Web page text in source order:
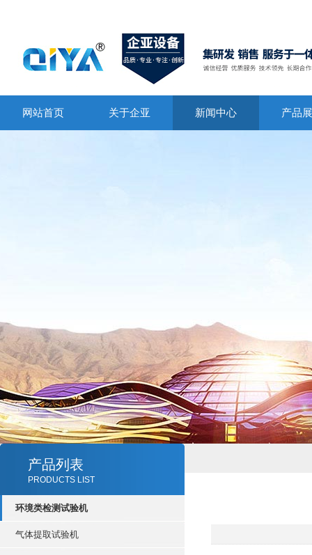
网站首页 关于企亚 新闻中心 产品
产品列表
PRODUCTS LIST
环境类检测试验机
气体提取试验机